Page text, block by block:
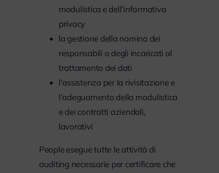
modulistica e dell’informativa
privacy
la gestione della nomina dei
responsabili o degli incaricati al
trattamento dei dati
l’assistenza per la rivisitazione e
l’adeguamento della modulistica
e dei contratti aziendali,
lavorativi
People esegue tutte le attività di
auditing necessarie per certificare che